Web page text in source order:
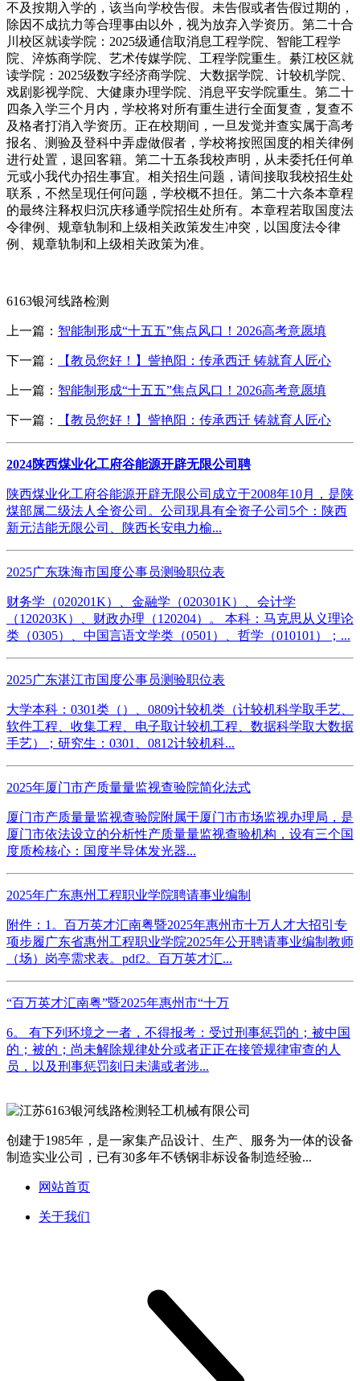
不及按期入学的，该当向学校告假。未告假或者告假过期的，
除因不成抗力等合理事由以外，视为放弃入学资历。第二十合
川校区就读学院：2025级通信取消息工程学院、智能工程学
院、淬炼商学院、艺术传媒学院、工程学院重生。綦江校区就
读学院：2025级数字经济商学院、大数据学院、计较机学院、
戏剧影视学院、大健康办理学院、消息平安学院重生。第二十
四条入学三个月内，学校将对所有重生进行全面复查，复查不
及格者打消入学资历。正在校期间，一旦发觉并查实属于高考
报名、测验及登科中弄虚做假者，学校将按照国度的相关律例
进行处置，退回客籍。第二十五条我校声明，从未委托任何单
元或小我代办招生事宜。相关招生问题，请间接取我校招生处
联系，不然呈现任何问题，学校概不担任。第二十六条本章程
的最终注释权归沉庆移通学院招生处所有。本章程若取国度法
令律例、规章轨制和上级相关政策发生冲突，以国度法令律
例、规章轨制和上级相关政策为准。
6163银河线路检测
上一篇： 智能制形成“十五五”焦点风口！2026高考意愿填
下一篇： 【教员您好！】訾艳阳：传承西迁 铸就育人匠心
上一篇： 智能制形成“十五五”焦点风口！2026高考意愿填
下一篇： 【教员您好！】訾艳阳：传承西迁 铸就育人匠心
2024陕西煤业化工府谷能源开辟无限公司聘
陕西煤业化工府谷能源开辟无限公司成立于2008年10月，是陕
煤部属二级法人全资公司。公司现具有全资子公司5个：陕西
新元洁能无限公司、陕西长安电力榆...
2025广东珠海市国度公事员测验职位表
财务学（020201K）、金融学（020301K）、会计学
（120203K）、财政办理（120204）。 本科：马克思从义理论
类（0305）、中国言语文学类（0501）、哲学（010101）；...
2025广东湛江市国度公事员测验职位表
大学本科：0301类（）、0809计较机类（计较机科学取手艺、
软件工程、收集工程、电子取计较机工程、数据科学取大数据
手艺）；研究生：0301、0812计较机科...
2025年厦门市产质量量监视查验院简化法式
厦门市产质量量监视查验院附属于厦门市市场监视办理局，是
厦门市依法设立的分析性产质量量监视查验机构，设有三个国
度质检核心：国度半导体发光器...
2025年广东惠州工程职业学院聘请事业编制
附件：1。百万英才汇南粤暨2025年惠州市十万人才大招引专
项步履广东省惠州工程职业学院2025年公开聘请事业编制教师
（场）岗亭需求表。pdf2。百万英才汇...
“百万英才汇南粤”暨2025年惠州市“十万
6。 有下列环境之一者，不得报考：受过刑事惩罚的；被中国
的；被的；尚未解除规律处分或者正正在接管规律审查的人
员，以及刑事惩罚刻日未满或者涉...
创建于1985年，是一家集产品设计、生产、服务为一体的设备
制造实业公司，已有30多年不锈钢非标设备制造经验...
网站首页
关于我们